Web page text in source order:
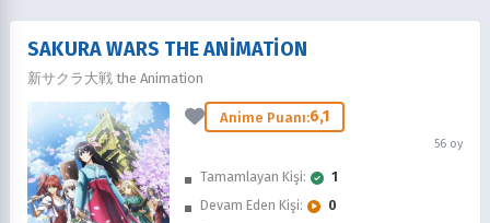
SAKURA WARS THE ANIMATION
新サクラ大戦 the Animation
Anime Puanı:6,1
56 oy
Tamamlayan Kişi:
1
Devam Eden Kişi:
0